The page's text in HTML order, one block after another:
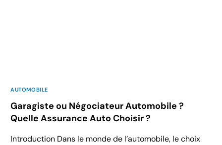
AUTOMOBILE
Garagiste ou Négociateur Automobile ?
Quelle Assurance Auto Choisir ?
Introduction Dans le monde de l’automobile, le choix